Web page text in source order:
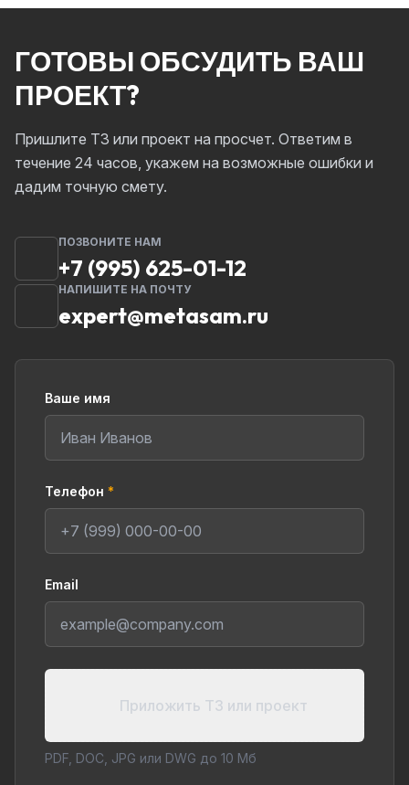
ГОТОВЫ ОБСУДИТЬ ВАШ
ПРОЕКТ?
Пришлите ТЗ или проект на просчет. Ответим в
течение 24 часов, укажем на возможные ошибки и
дадим точную смету.
ПОЗВОНИТЕ НАМ
+7 (995) 625-01-12
НАПИШИТЕ НА ПОЧТУ
expert@metasam.ru
Ваше имя
Телефон *
Email
Приложить ТЗ или проект
PDF, DOC, JPG или DWG до 10 Мб